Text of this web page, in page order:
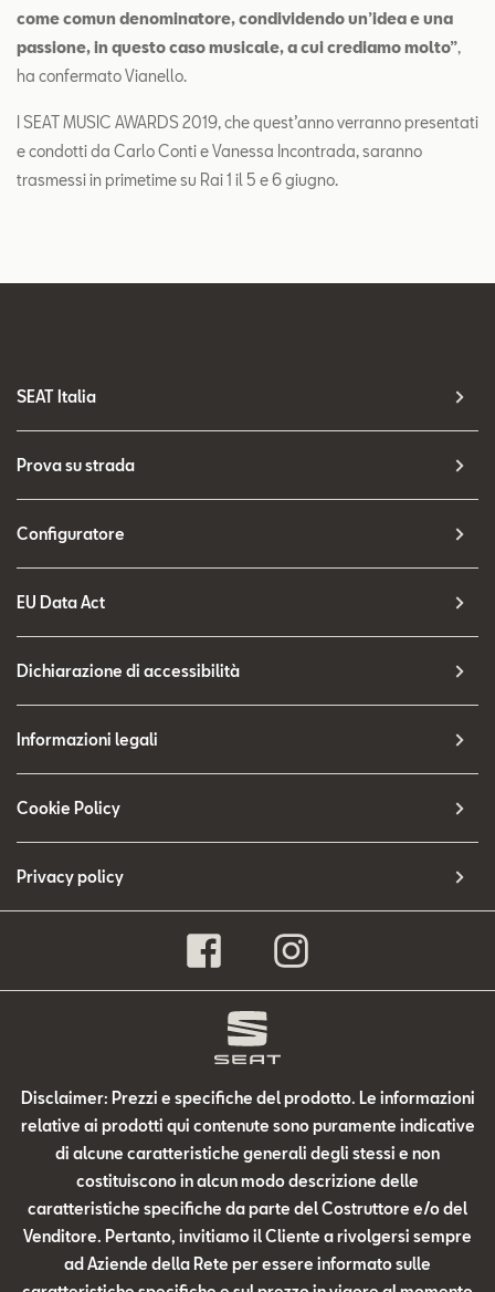
come comun denominatore, condividendo un’idea e una
passione, in questo caso musicale, a cui crediamo molto”,
ha confermato Vianello.
I SEAT MUSIC AWARDS 2019, che quest’anno verranno presentati
e condotti da Carlo Conti e Vanessa Incontrada, saranno
trasmessi in primetime su Rai 1 il 5 e 6 giugno.
SEAT Italia
Prova su strada
Configuratore
EU Data Act
Dichiarazione di accessibilità
Informazioni legali
Cookie Policy
Privacy policy
Disclaimer: Prezzi e specifiche del prodotto. Le informazioni
relative ai prodotti qui contenute sono puramente indicative
di alcune caratteristiche generali degli stessi e non
costituiscono in alcun modo descrizione delle
caratteristiche specifiche da parte del Costruttore e/o del
Venditore. Pertanto, invitiamo il Cliente a rivolgersi sempre
ad Aziende della Rete per essere informato sulle